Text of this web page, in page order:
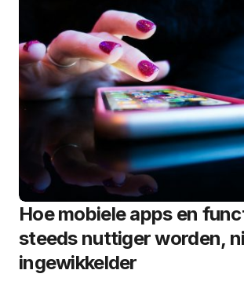
Hoe mobiele apps en
steeds nuttiger worden,
ingewikkelder